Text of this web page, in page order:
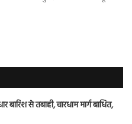
बारिश से तबाही, चारधाम मार्ग बाधित,